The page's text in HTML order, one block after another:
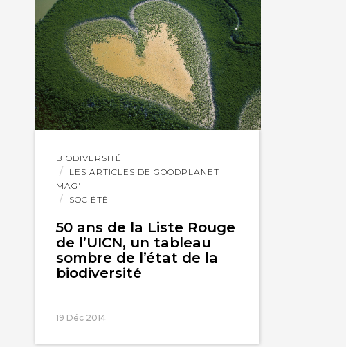
BIODIVERSITÉ
LES ARTICLES DE GOODPLANET
MAG'
SOCIÉTÉ
50 ans de la Liste Rouge
de l’UICN, un tableau
sombre de l’état de la
biodiversité
19 Déc 2014
Lire
l'article